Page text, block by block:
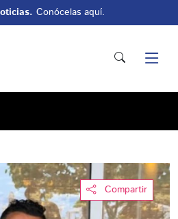
Conócelas aquí.
Compartir